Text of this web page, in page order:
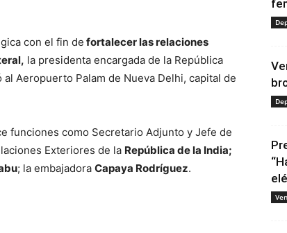
con el fin de fortalecer las relaciones
la presidenta encargada de la República
al Aeropuerto Palam de Nueva Delhi, capital de
funciones como Secretario Adjunto y Jefe de
Exteriores de la República de la India;
; la embajadora Capaya Rodríguez.